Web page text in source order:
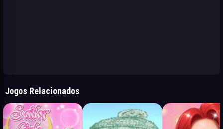
Jogos Relacionados